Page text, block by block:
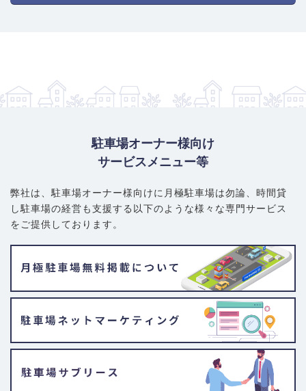
駐車場オーナー様向け
サービスメニュー等
弊社は、駐車場オーナー様向けに月極駐車場は勿論、 時間貸
し駐車場の経営も支援する以下のような様々な専門サービス
をご提供しております。